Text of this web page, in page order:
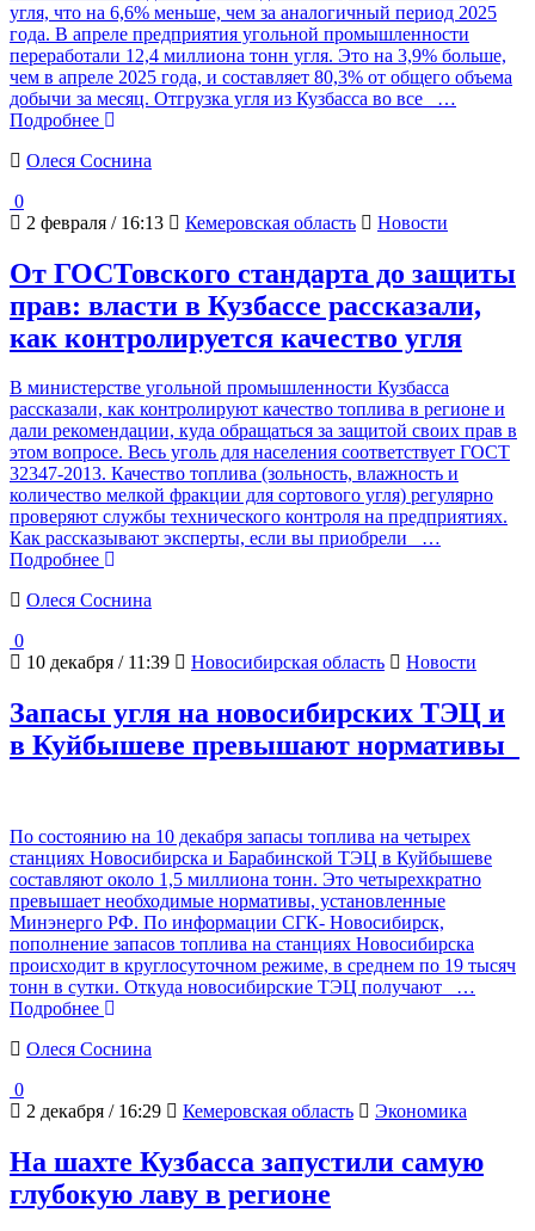
угля, что на 6,6% меньше, чем за аналогичный период 2025
года. В апреле предприятия угольной промышленности
переработали 12,4 миллиона тонн угля. Это на 3,9% больше,
чем в апреле 2025 года, и составляет 80,3% от общего объема
добычи за месяц. Отгрузка угля из Кузбасса во все
…
Подробнее
Олеся Соснина
0
2 февраля / 16:13
Кемеровская область Новости
От ГОСТовского стандарта до защиты
прав: власти в Кузбассе рассказали,
как контролируется качество угля
В министерстве угольной промышленности Кузбасса
рассказали, как контролируют качество топлива в регионе и
дали рекомендации, куда обращаться за защитой своих прав в
этом вопросе. Весь уголь для населения соответствует ГОСТ
32347-2013. Качество топлива (зольность, влажность и
количество мелкой фракции для сортового угля) регулярно
проверяют службы технического контроля на предприятиях.
Как рассказывают эксперты, если вы приобрели
…
Подробнее
Олеся Соснина
0
10 декабря / 11:39
Новосибирская область Новости
Запасы угля на новосибирских ТЭЦ и
в Куйбышеве превышают нормативы
По состоянию на 10 декабря запасы топлива на четырех
станциях Новосибирска и Барабинской ТЭЦ в Куйбышеве
составляют около 1,5 миллиона тонн. Это четырехкратно
превышает необходимые нормативы, установленные
Минэнерго РФ. По информации СГК- Новосибирск,
пополнение запасов топлива на станциях Новосибирска
происходит в круглосуточном режиме, в среднем по 19 тысяч
тонн в сутки. Откуда новосибирские ТЭЦ получают
…
Подробнее
Олеся Соснина
0
2 декабря / 16:29
Кемеровская область Экономика
На шахте Кузбасса запустили самую
глубокую лаву в регионе